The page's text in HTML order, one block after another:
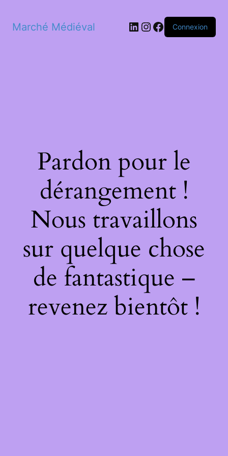
Marché Médiéval LinkedIn
Instagram
Facebook
Connexion
Pardon pour le
dérangement !
Nous travaillons
sur quelque chose
de fantastique –
revenez bientôt !